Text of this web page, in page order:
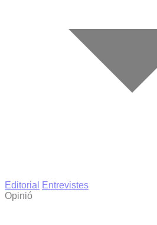
Editorial
Entrevistes
Opinió